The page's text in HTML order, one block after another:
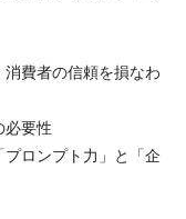
費者の信頼を損なわ
必要性
ロンプト力」と「企